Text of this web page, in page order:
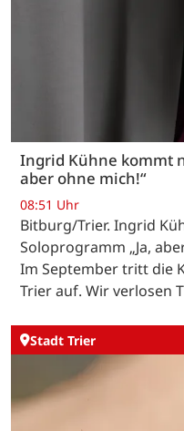
Ingrid Kühne kommt
aber ohne mich!“
08:51 Uhr
Bitburg/Trier. Ingrid
Soloprogramm „Ja,
Im September tritt die
Trier auf. Wir verlosen
Stadt Trier